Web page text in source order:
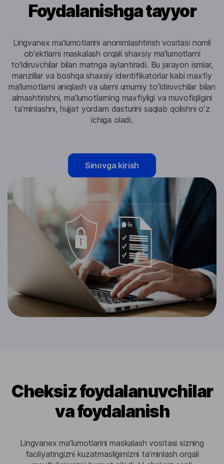
Foydalanishga tayyor
Lingvanex ma'lumotlarini anonimlashtirish vositasi nomli
ob'ektlarni maskalash orqali shaxsiy ma'lumotlarni
to'ldiruvchilar bilan matnga aylantiradi. Bu jarayon ismlar,
manzillar va boshqa shaxsiy identifikatorlar kabi maxfiy
maʼlumotlarni aniqlash va ularni umumiy toʻldiruvchilar bilan
almashtirishni, maʼlumotlarning maxfiyligi va muvofiqligini
taʼminlashni, hujjat yordam dasturini saqlab qolishni oʻz
ichiga oladi.
Sinovga kirish
Cheksiz foydalanuvchilar
va foydalanish
Lingvanex maʼlumotlarini maskalash vositasi sizning
faoliyatingizni kuzatmasligimizni taʼminlash orqali